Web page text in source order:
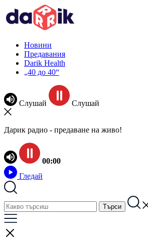
Новини
Предавания
Darik Health
„40 до 40“
Слушай Слушай
Дарик радио - предаване на живо!
00:00
Гледай